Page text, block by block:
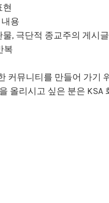
현
용
, 극단적 종교주의 게시
복
커뮤니티를 만들어 가기
올리시고 싶은 분은